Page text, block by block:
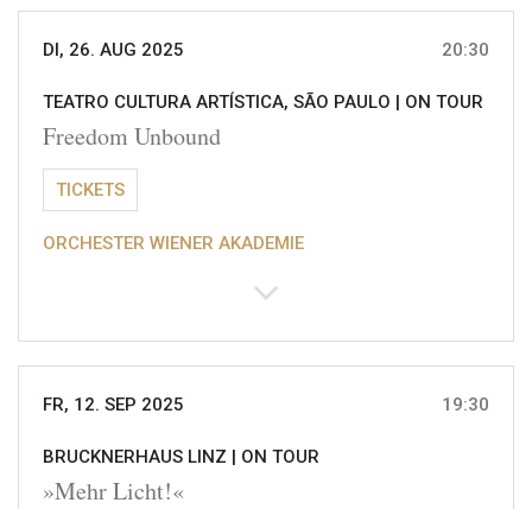
DI, 26. AUG 2025 20:30
TEATRO CULTURA ARTÍSTICA, SÃO PAULO | ON TOUR
Freedom Unbound
TICKETS
ORCHESTER WIENER AKADEMIE
FR, 12. SEP 2025 19:30
BRUCKNERHAUS LINZ | ON TOUR
»Mehr Licht!«